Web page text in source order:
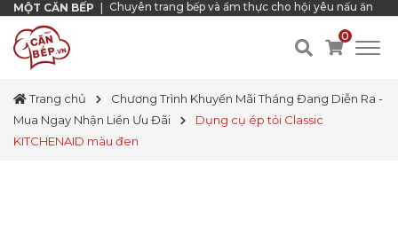
MỘT CĂN BẾP Chuyên trang bếp và ẩm thực cho hội yêu nấu ăn
0
Trang chủ
Chương Trình Khuyến Mãi Tháng Đang Diễn Ra -
Mua Ngay Nhận Liền Ưu Đãi
Dụng cụ ép tỏi Classic
KITCHENAID màu đen